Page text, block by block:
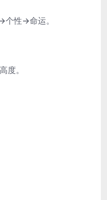
性→命运。
度。